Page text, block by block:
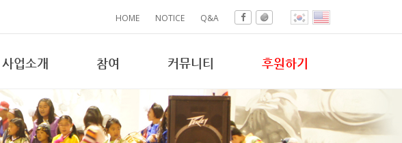
HOME NOTICE Q&A
사업소개 참여 커뮤니티 후원하기